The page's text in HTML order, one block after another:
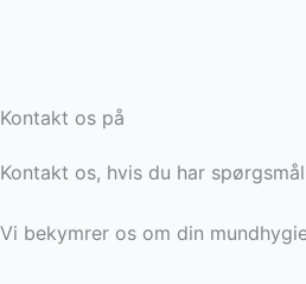
Kontakt os på
Kontakt os, hvis du har
Vi bekymrer os om din